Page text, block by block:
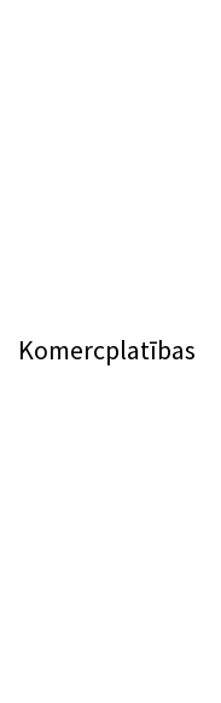
Komercplatības